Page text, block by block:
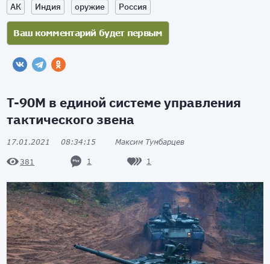
АК Индия оружие Россия
Т-90М в единой системе управления
тактического звена
17.01.2021 08:34:15 Максим Тумбарцев
381 1 1